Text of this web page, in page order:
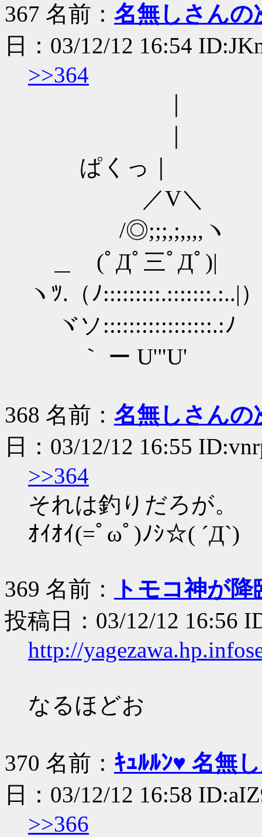
367 名前： 名無しさんの
日：03/12/12 16:54
>>364
ぱくっ｜
／V＼
/◎;;;,;,,,,ヽ
＿ (ﾟДﾟ三ﾟДﾟ)|
ヽﾂ.（ﾉ:::::::::.:::::::.:..|
ヾソ:::::::::::::::::.:ﾉ
｀ ー U'"U'
368 名前： 名無しさんの
日：03/12/12 16:55
>>364
それは釣りだろが。
ｵｲｵｲ(=ﾟωﾟ)ﾉｼ☆( ´Д`)
369 名前：
トモコ神が
投稿日：03/12/12 16:56
http://
なるほどお
370 名前： ｷｭﾙﾙﾝ♥ 名無
日：03/12/12 16:58
>>366